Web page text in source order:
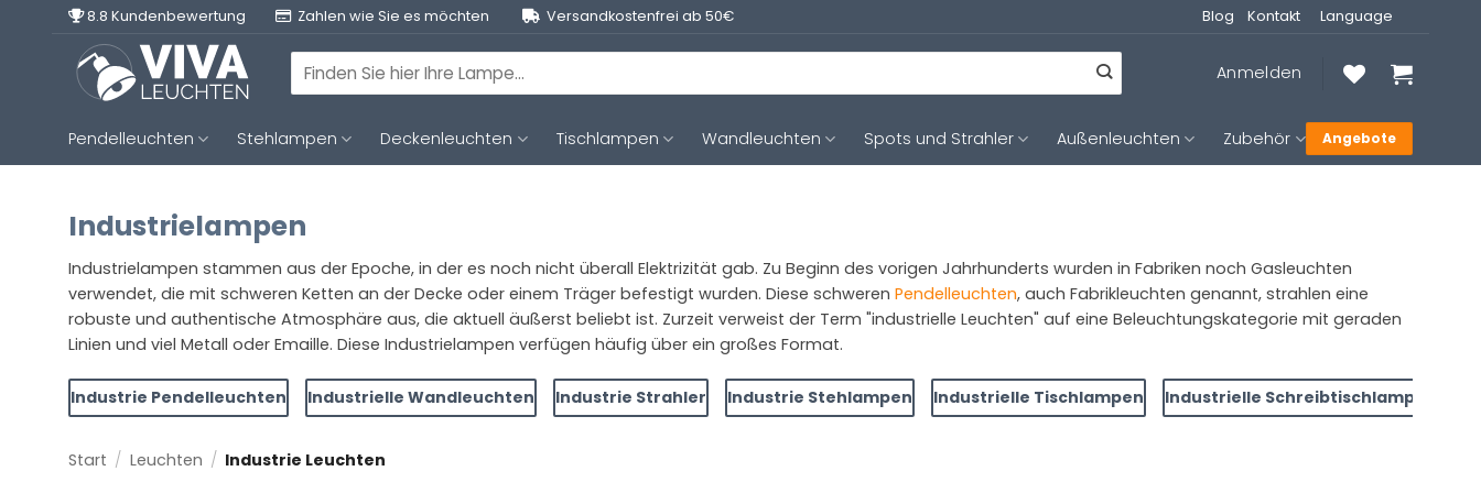
8.8 Kundenbewertung Zahlen wie Sie es möchten Versandkostenfrei ab 50€ Blog Kontakt Language
Suchen
nach:
Anmelden
Pendelleuchten Stehlampen Deckenleuchten Tischlampen Wandleuchten Spots und Strahler Außenleuchten Zubehör Angebote
Industrielampen
Industrielampen stammen aus der Epoche, in der es noch nicht überall Elektrizität gab. Zu Beginn des vorigen Jahrhunderts wurden in Fabriken noch Gasleuchten
verwendet, die mit schweren Ketten an der Decke oder einem Träger befestigt wurden. Diese schweren Pendelleuchten, auch Fabrikleuchten genannt, strahlen eine
robuste und authentische Atmosphäre aus, die aktuell äußerst beliebt ist. Zurzeit verweist der Term "industrielle Leuchten" auf eine Beleuchtungskategorie mit geraden
Linien und viel Metall oder Emaille. Diese Industrielampen verfügen häufig über ein großes Format.
Industrie Pendelleuchten Industrielle Wandleuchten Industrie Strahler Industrie Stehlampen Industrielle Tischlampen Industrielle Schreibtischlampen
Start / Leuchten / Industrie Leuchten